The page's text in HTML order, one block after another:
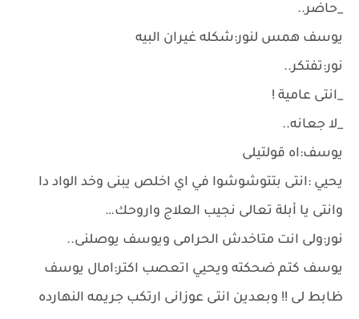
_حاضر..
يوسف همس لنور:شكله غيران البيه
نور:تفتكر..
_انتى عامية !
_لا جعانه..
يوسف:اه قولتيلى
يحيي :انتى بتتوشوشوا في اي اخلص يبنى وخد الواد دا
وانتى يا أبلة تعالى نجيب العلاج واروحك…
نور:ولى انت متاخدش الحرامى ويوسف يوصلنى..
يوسف كتم ضحكته ويحيي اتعصب اكتر:امال يوسف
ظابط لى !! وبعدين انتى عوزانى ارتكب جريمه النهارده